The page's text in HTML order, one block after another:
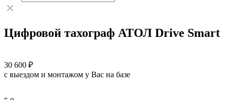
Цифровой тахограф АТОЛ Drive Smart
30 600 ₽
с выездом и монтажом у Вас на базе